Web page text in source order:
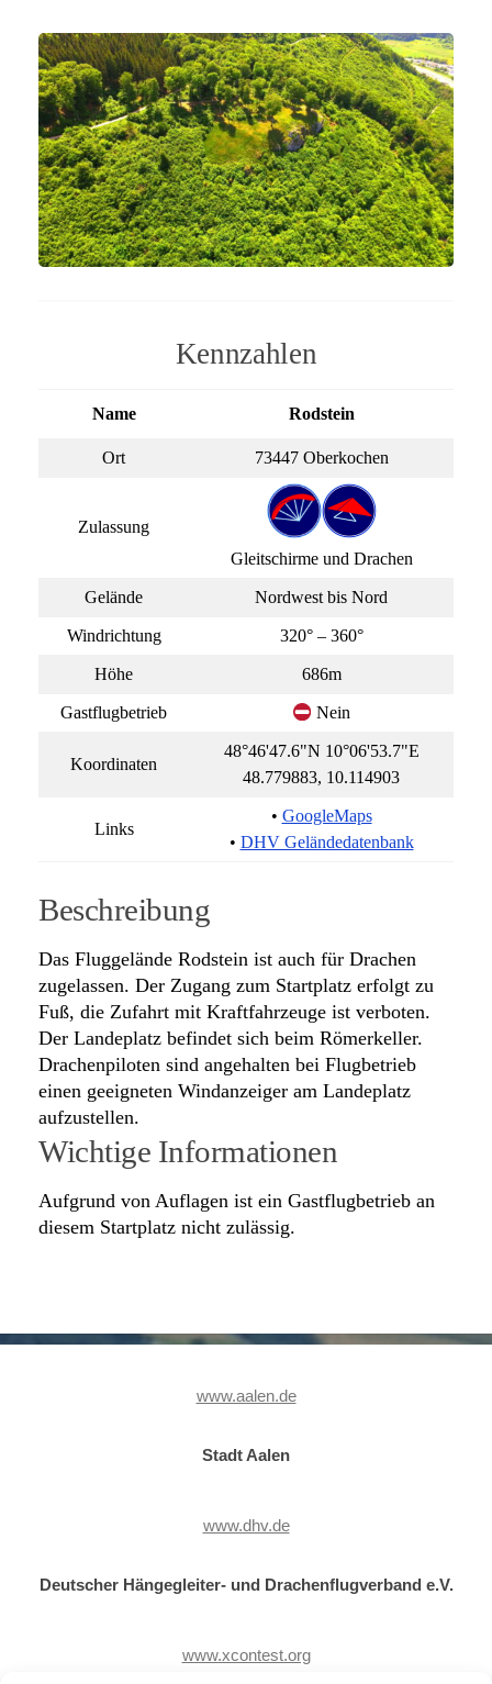
Kennzahlen
Name Rodstein
Ort 73447 Oberkochen
Zulassung
Gleitschirme und Drachen
Gelände Nordwest bis Nord
Windrichtung 320° – 360°
Höhe 686m
Gastflugbetrieb Nein
Koordinaten
48°46'47.6"N 10°06'53.7"E
48.779883, 10.114903
Links
• GoogleMaps
• DHV Geländedatenbank
Beschreibung
Das Fluggelände Rodstein ist auch für Drachen
zugelassen. Der Zugang zum Startplatz erfolgt zu
Fuß, die Zufahrt mit Kraftfahrzeuge ist verboten.
Der Landeplatz befindet sich beim Römerkeller.
Drachenpiloten sind angehalten bei Flugbetrieb
einen geeigneten Windanzeiger am Landeplatz
aufzustellen.
Wichtige Informationen
Aufgrund von Auflagen ist ein Gastflugbetrieb an
diesem Startplatz nicht zulässig.
www.aalen.de
Stadt Aalen
www.dhv.de
Deutscher Hängegleiter- und Drachenflugverband e.V.
www.xcontest.org